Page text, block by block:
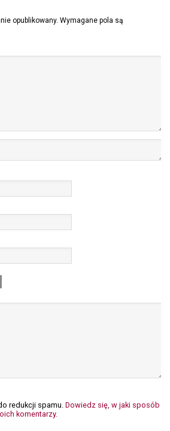
opublikowany. Wymagane pola są
redukcji spamu.Dowiedz się, w jaki sposób
komentarzy.